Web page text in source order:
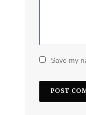
Save my